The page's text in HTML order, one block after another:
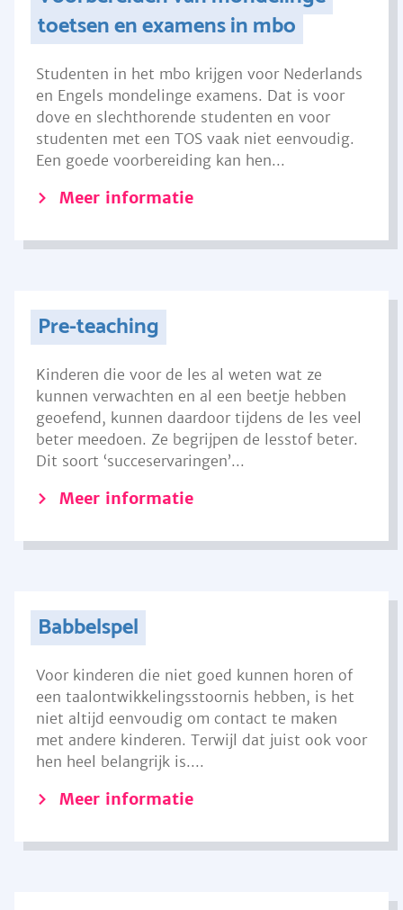
toetsen en examens in mbo
Studenten in het mbo krijgen voor Nederlands
en Engels mondelinge examens. Dat is voor
dove en slechthorende studenten en voor
studenten met een TOS vaak niet eenvoudig.
Een goede voorbereiding kan hen...
Meer informatie
Pre-teaching
Kinderen die voor de les al weten wat ze
kunnen verwachten en al een beetje hebben
geoefend, kunnen daardoor tijdens de les veel
beter meedoen. Ze begrijpen de lesstof beter.
Dit soort ‘succeservaringen’...
Meer informatie
Babbelspel
Voor kinderen die niet goed kunnen horen of
een taalontwikkelingsstoornis hebben, is het
niet altijd eenvoudig om contact te maken
met andere kinderen. Terwijl dat juist ook voor
hen heel belangrijk is....
Meer informatie